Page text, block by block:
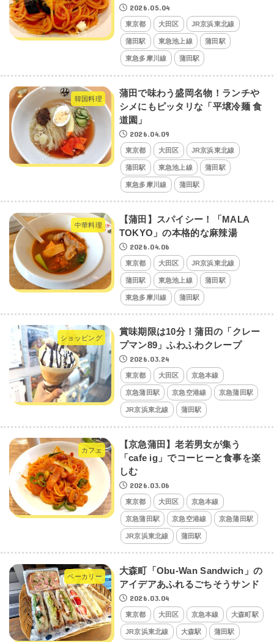
2026.05.04
東京都 大田区 JR京浜東北線
蒲田駅 東急池上線 蒲田駅
東急多摩川線 蒲田駅
韓国料理
蒲田で味わう盛岡名物！ランチや
シメにもピッタリな「平壌冷麺 食
道園」
2026.04.09
東京都 大田区 JR京浜東北線
蒲田駅 東急池上線 蒲田駅
東急多摩川線 蒲田駅
中華料理
【蒲田】スパイシー！「MALA
TOKYO」の本格的な麻辣湯
2026.04.06
東京都 大田区 JR京浜東北線
蒲田駅 東急池上線 蒲田駅
東急多摩川線 蒲田駅
ショッピング
賞味期限は10分！蒲田の「クレー
プマン89」ふわふわクレープ
2026.03.24
東京都 大田区 京急本線
京急蒲田駅 京急空港線 京急蒲田駅
JR京浜東北線 蒲田駅
カフェ
【京急蒲田】老若男女が集う
「cafe ig」でコーヒーと食事を楽
しむ
2026.03.06
東京都 大田区 京急本線
京急蒲田駅 京急空港線 京急蒲田駅
JR京浜東北線 蒲田駅
ベーカリー
大森町「Obu-Wan Sandwich」の
アイデアあふれるごちそうサンド
2026.03.04
東京都 大田区 京急本線 大森町駅
JR京浜東北線 大森駅 蒲田駅